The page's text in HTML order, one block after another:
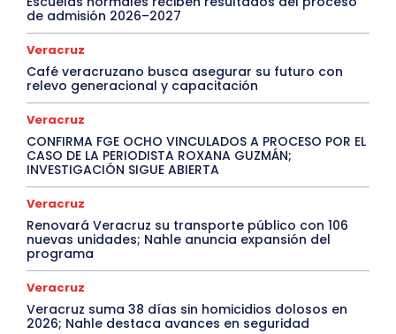
de admisión 2026–2027
Veracruz
Café veracruzano busca asegurar su futuro con
relevo generacional y capacitación
Veracruz
CONFIRMA FGE OCHO VINCULADOS A PROCESO POR EL
CASO DE LA PERIODISTA ROXANA GUZMÁN;
INVESTIGACIÓN SIGUE ABIERTA
Veracruz
Renovará Veracruz su transporte público con 106
nuevas unidades; Nahle anuncia expansión del
programa
Veracruz
Veracruz suma 38 días sin homicidios dolosos en
2026; Nahle destaca avances en seguridad